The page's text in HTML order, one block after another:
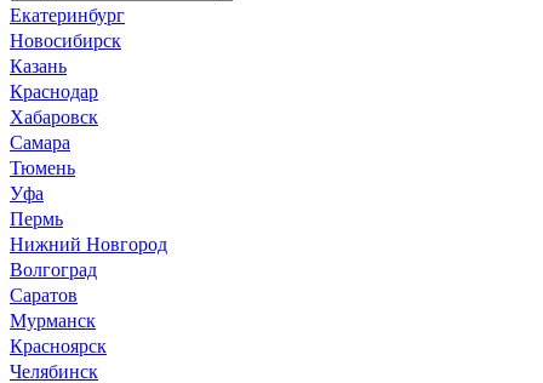
Екатеринбург
Новосибирск
Казань
Краснодар
Хабаровск
Самара
Тюмень
Уфа
Пермь
Нижний Новгород
Волгоград
Саратов
Мурманск
Красноярск
Челябинск